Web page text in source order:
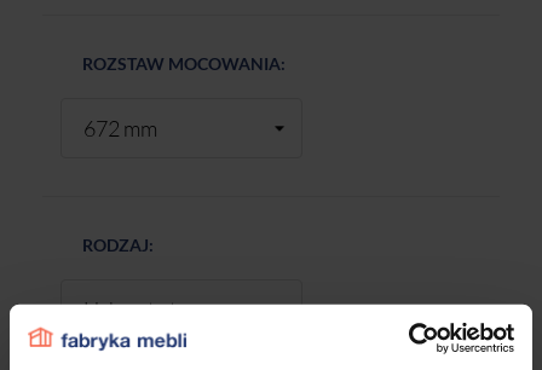
ROZSTAW MOCOWANIA:
RODZAJ: